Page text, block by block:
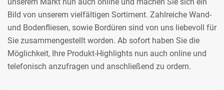
Bild von unserem vielfältigen Sortiment. Zahlreiche Wand-
und Bodenfliesen, sowie Bordüren sind von uns liebevoll für
Sie zusammengestellt worden. Ab sofort haben Sie die
Möglichkeit, Ihre Produkt-Highlights nun auch online und
telefonisch anzufragen und anschließend zu ordern.